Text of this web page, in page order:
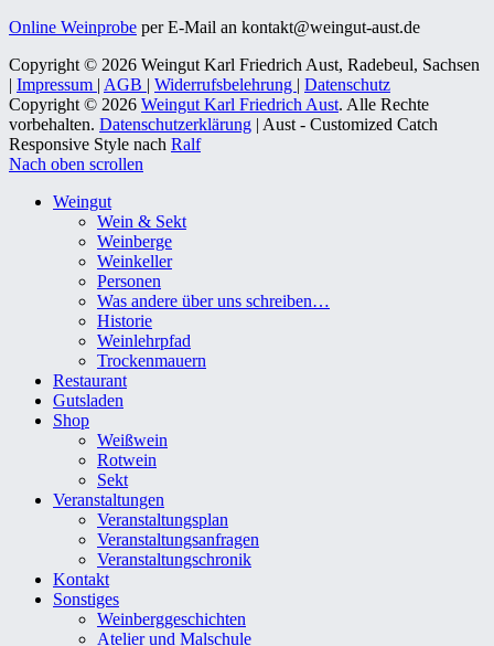
Online Weinprobe per E-Mail an kontakt@weingut-aust.de
Copyright © 2026 Weingut Karl Friedrich Aust, Radebeul, Sachsen
| Impressum | AGB | Widerrufsbelehrung | Datenschutz
Copyright © 2026 Weingut Karl Friedrich Aust. Alle Rechte
vorbehalten. Datenschutzerklärung | Aust - Customized Catch
Responsive Style nach Ralf
Nach oben scrollen
Weingut
Wein & Sekt
Weinberge
Weinkeller
Personen
Was andere über uns schreiben…
Historie
Weinlehrpfad
Trockenmauern
Restaurant
Gutsladen
Shop
Weißwein
Rotwein
Sekt
Veranstaltungen
Veranstaltungsplan
Veranstaltungsanfragen
Veranstaltungschronik
Kontakt
Sonstiges
Weinberggeschichten
Atelier und Malschule